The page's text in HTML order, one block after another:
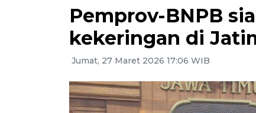
Pemprov-BNPB
kekeringan di
Jumat, 27 Maret 2026 17:06 WIB